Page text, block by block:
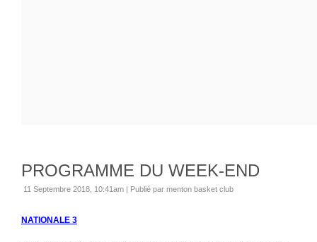
PROGRAMME DU WEEK-END
11 Septembre 2018, 10:41am | Publié par menton basket club
NATIONALE 3